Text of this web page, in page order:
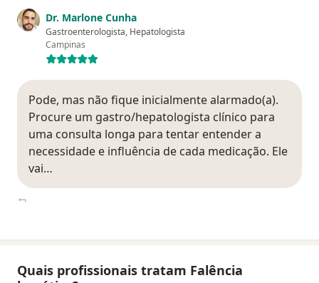
Dr. Marlone Cunha
Gastroenterologista, Hepatologista
Campinas
Pode, mas não fique inicialmente alarmado(a).
Procure um gastro/hepatologista clínico para
uma consulta longa para tentar entender a
necessidade e influência de cada medicação. Ele
vai…
Quais profissionais tratam Falência